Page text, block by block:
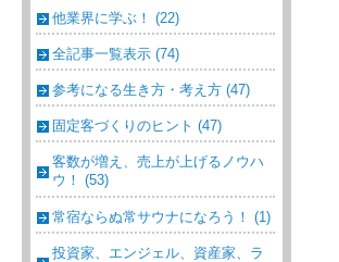
他業界に学ぶ！ (22)
全記事一覧表示 (74)
参考になる生き方・考え方 (47)
固定客づくりのヒント (47)
客数が増え、売上が上げるノウハ
ウ！ (53)
常宿ならぬ常サウナになろう！ (1)
投資家、エンジェル、資産家、ラ